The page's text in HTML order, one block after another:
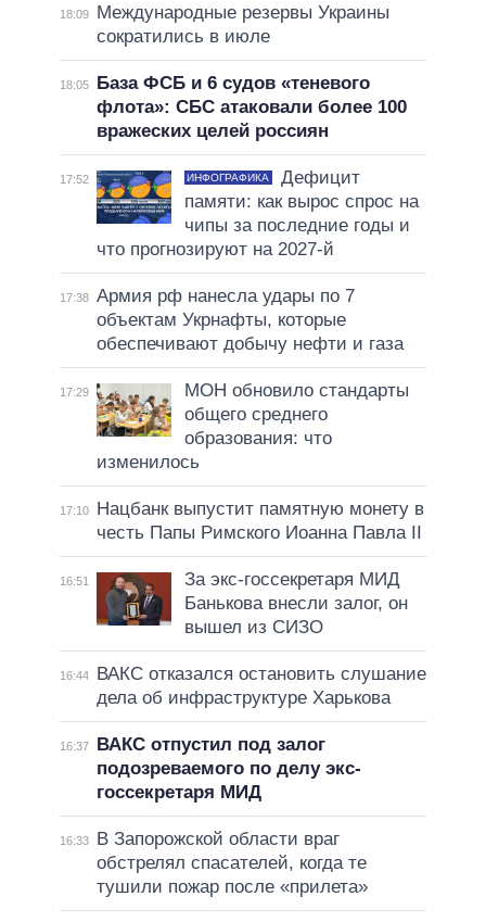
18:09
Международные резервы Украины
сократились в июле
18:05
База ФСБ и 6 судов «теневого
флота»: СБС атаковали более 100
вражеских целей россиян
17:52 ИНФОГРАФИКА
Дефицит
памяти: как вырос спрос на
чипы за последние годы и
что прогнозируют на 2027-й
17:38 Армия рф нанесла удары по 7
объектам Укрнафты, которые
обеспечивают добычу нефти и газа
17:29
МОН обновило стандарты
общего среднего
образования: что
изменилось
17:10
Нацбанк выпустит памятную монету в
честь Папы Римского Иоанна Павла II
16:51
За экс-госсекретаря МИД
Банькова внесли залог, он
вышел из СИЗО
16:44
ВАКС отказался остановить слушание
дела об инфраструктуре Харькова
16:37
ВАКС отпустил под залог
подозреваемого по делу экс-
госсекретаря МИД
16:33
В Запорожской области враг
обстрелял спасателей, когда те
тушили пожар после «прилета»